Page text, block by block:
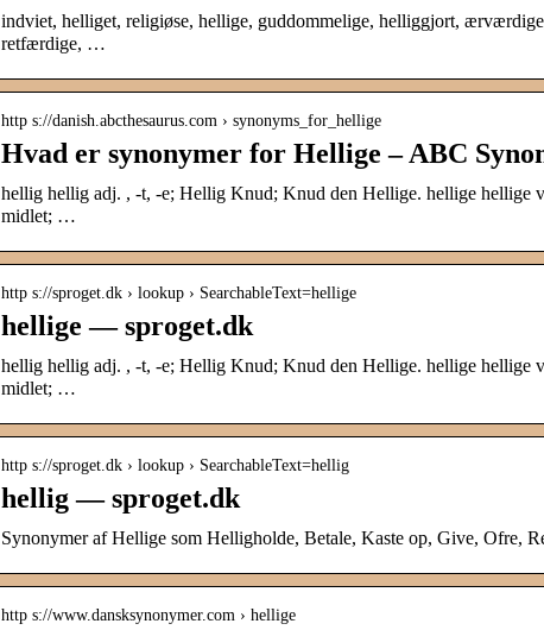
indviet, helliget, religiøse, hellige, guddommelige, helliggjort,
retfærdige, …
http s://danish.abcthesaurus.com › synonyms_for_hellige
Hvad er synonymer for Hellige – ABC
hellig hellig adj. , -t, -e; Hellig Knud; Knud den Hellige. hellige hellige
midlet; …
http s://sproget.dk › lookup › SearchableText=hellige
hellige — sproget.dk
hellig hellig adj. , -t, -e; Hellig Knud; Knud den Hellige. hellige hellige
midlet; …
http s://sproget.dk › lookup › SearchableText=hellig
hellig — sproget.dk
Synonymer af Hellige som Helligholde, Betale, Kaste op, Give, Ofre,
http s://www.dansksynonymer.com › hellige